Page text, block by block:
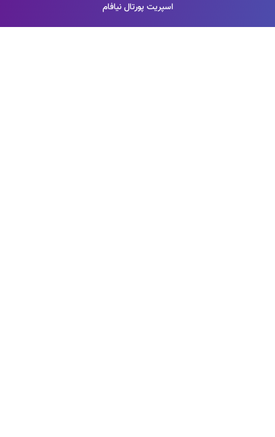
اسپریت پورتال نیافام